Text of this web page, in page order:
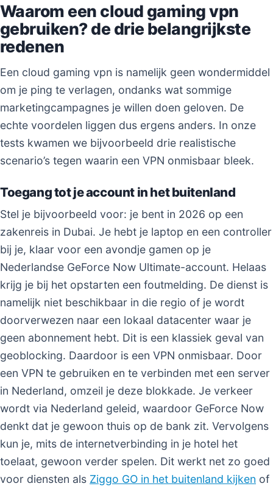
Waarom een cloud gaming vpn
gebruiken? de drie belangrijkste
redenen
Een cloud gaming vpn is namelijk geen wondermiddel
om je ping te verlagen, ondanks wat sommige
marketingcampagnes je willen doen geloven. De
echte voordelen liggen dus ergens anders. In onze
tests kwamen we bijvoorbeeld drie realistische
scenario’s tegen waarin een VPN onmisbaar bleek.
Toegang tot je account in het buitenland
Stel je bijvoorbeeld voor: je bent in 2026 op een
zakenreis in Dubai. Je hebt je laptop en een controller
bij je, klaar voor een avondje gamen op je
Nederlandse GeForce Now Ultimate-account. Helaas
krijg je bij het opstarten een foutmelding. De dienst is
namelijk niet beschikbaar in die regio of je wordt
doorverwezen naar een lokaal datacenter waar je
geen abonnement hebt. Dit is een klassiek geval van
geoblocking. Daardoor is een VPN onmisbaar. Door
een VPN te gebruiken en te verbinden met een server
in Nederland, omzeil je deze blokkade. Je verkeer
wordt via Nederland geleid, waardoor GeForce Now
denkt dat je gewoon thuis op de bank zit. Vervolgens
kun je, mits de internetverbinding in je hotel het
toelaat, gewoon verder spelen. Dit werkt net zo goed
voor diensten als Ziggo GO in het buitenland kijken of